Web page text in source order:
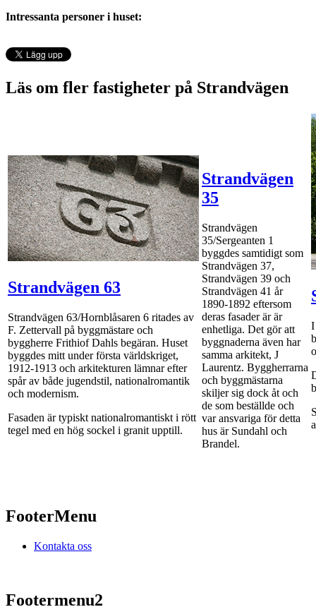
Intressanta personer i huset:
Läs om fler fastigheter på Strandvägen
Strandvägen 63
Strandvägen 63/Hornblåsaren 6 ritades av
F. Zettervall på byggmästare och
byggherre Frithiof Dahls begäran. Huset
byggdes mitt under första världskriget,
1912-1913 och arkitekturen lämnar efter
spår av både jugendstil, nationalromantik
och modernism.
Fasaden är typiskt nationalromantiskt i rött
tegel med en hög sockel i granit upptill.
Strandvägen
35
Strandvägen
35/Sergeanten 1
byggdes samtidigt som
Strandvägen 37,
Strandvägen 39 och
Strandvägen 41 år
1890-1892 eftersom
deras fasader är är
enhetliga. Det gör att
byggnaderna även har
samma arkitekt, J
Laurentz. Byggherrarna
och byggmästarna
skiljer sig dock åt och
de som beställde och
var ansvariga för detta
hus är Sundahl och
Brandel.
I
FooterMenu
Kontakta oss
Footermenu2